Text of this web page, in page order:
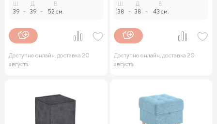
39 -
Д.
39 -
В.
52 см.
Доступно онлайн, доставка 20
августа
38 -
Д.
38 -
В.
43 см.
Доступно онлайн, доставка 20
августа